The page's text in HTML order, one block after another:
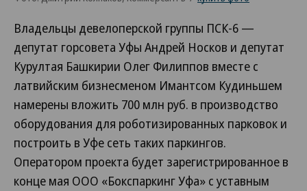
Владельцы девелоперской группы ПСК-6 —
депутат горсовета Уфы Андрей Носков и депутат
Курултая Башкирии Олег Филиппов вместе с
латвийским бизнесменом Имантсом Кудиньшем
намерены вложить 700 млн руб. в производство
оборудования для роботизированных парковок и
построить в Уфе сеть таких паркингов.
Оператором проекта будет зарегистрированное в
конце мая ООО «Бокспаркинг Уфа» с уставным